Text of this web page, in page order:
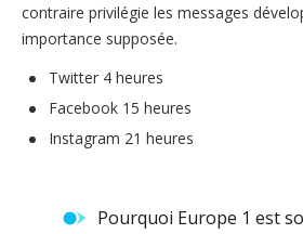
contraire privilégie les messages
importance supposée.
Twitter 4 heures
Facebook 15 heures
Instagram 21 heures
Pourquoi Europe 1 est